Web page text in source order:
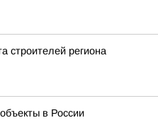
строителей региона
в России